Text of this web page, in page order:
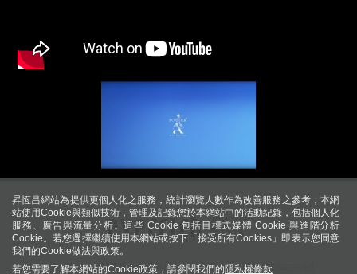
昇恆昌網站為提供更個人化之服務，統計瀏覽人數作為改善服務之參考，本網
站使用Cookie與類似技術，管理及記錄您於本網站中的活動紀錄，包括個人化
服務、廣告與流量分析。這些 Cookie 包括目標式媒體 Cookie 與進階分析
Cookie。若您選擇繼續使用本網站或按下「接受所有Cookies」即表示您同意
我們的Cookie做法與政策。
若您需要了解本網站的Cookie政策，請參閱我們的隱私權條款
Copyright © 2015 Ever Rich Duty Free Shop. All rights reserved.